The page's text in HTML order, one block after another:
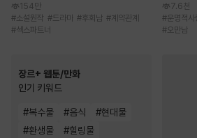
154만
#소설원작 #드라마 #후회남 # 계약관계
#섹스파트너
장르+ 웹툰/만화
인기 키워드
#복수물 #음식 #현대물
#환생물 #힐링물
7.6천
#운명적사
#오만남